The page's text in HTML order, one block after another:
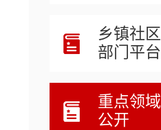
乡镇社区
部门平台
重点领域
公开